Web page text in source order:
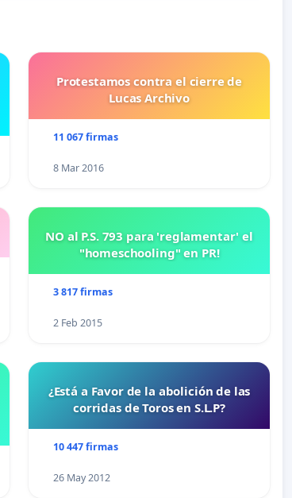
Protestamos contra el cierre de
Lucas Archivo
11 067 firmas
8 Mar 2016
NO al P.S. 793 para 'reglamentar' el
"homeschooling" en PR!
3 817 firmas
2 Feb 2015
¿Está a Favor de la abolición de las
corridas de Toros en S.L.P?
10 447 firmas
26 May 2012